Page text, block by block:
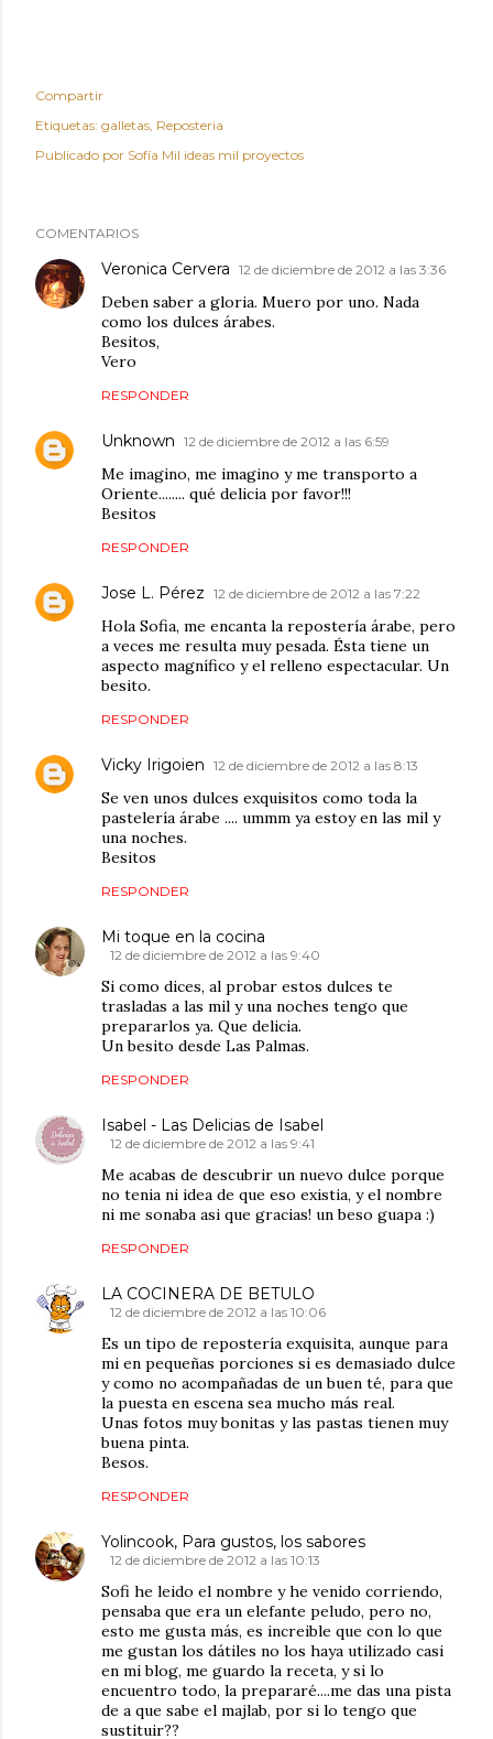
Compartir
Etiquetas: galletas Reposteria
Publicado por Sofía Mil ideas mil proyectos
COMENTARIOS
Veronica Cervera 12 de diciembre de 2012 a las 3:36
Deben saber a gloria. Muero por uno. Nada
como los dulces árabes.
Besitos,
Vero
RESPONDER
Unknown 12 de diciembre de 2012 a las 6:59
Me imagino, me imagino y me transporto a
Oriente........ qué delicia por favor!!!
Besitos
RESPONDER
Jose L. Pérez 12 de diciembre de 2012 a las 7:22
Hola Sofia, me encanta la repostería árabe, pero
a veces me resulta muy pesada. Ésta tiene un
aspecto magnífico y el relleno espectacular. Un
besito.
RESPONDER
Vicky Irigoien 12 de diciembre de 2012 a las 8:13
Se ven unos dulces exquisitos como toda la
pastelería árabe .... ummm ya estoy en las mil y
una noches.
Besitos
RESPONDER
Mi toque en la cocina
12 de diciembre de 2012 a las 9:40
Si como dices, al probar estos dulces te
trasladas a las mil y una noches tengo que
prepararlos ya. Que delicia.
Un besito desde Las Palmas.
RESPONDER
Isabel - Las Delicias de Isabel
12 de diciembre de 2012 a las 9:41
Me acabas de descubrir un nuevo dulce porque
no tenia ni idea de que eso existia, y el nombre
ni me sonaba asi que gracias! un beso guapa :)
RESPONDER
LA COCINERA DE BETULO
12 de diciembre de 2012 a las 10:06
Es un tipo de repostería exquisita, aunque para
mi en pequeñas porciones si es demasiado dulce
y como no acompañadas de un buen té, para que
la puesta en escena sea mucho más real.
Unas fotos muy bonitas y las pastas tienen muy
buena pinta.
Besos.
RESPONDER
Yolincook, Para gustos, los sabores
12 de diciembre de 2012 a las 10:13
Sofi he leido el nombre y he venido corriendo,
pensaba que era un elefante peludo, pero no,
esto me gusta más, es increible que con lo que
me gustan los dátiles no los haya utilizado casi
en mi blog, me guardo la receta, y si lo
encuentro todo, la prepararé....me das una pista
de a que sabe el majlab, por si lo tengo que
sustituir??